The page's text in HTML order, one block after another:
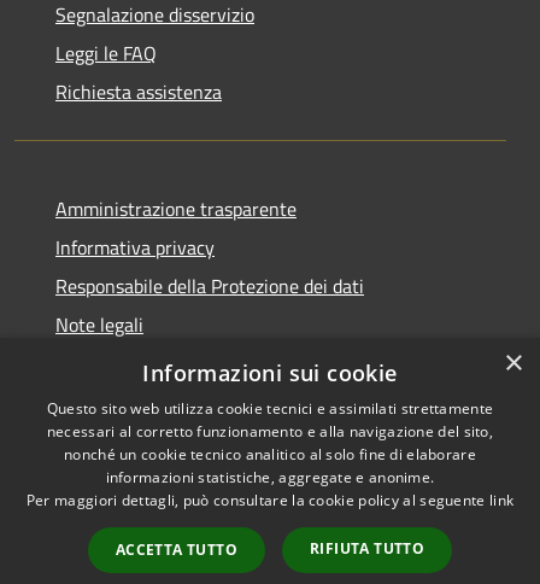
Segnalazione disservizio
Leggi le FAQ
Richiesta assistenza
Amministrazione trasparente
Informativa privacy
Responsabile della Protezione dei dati
Note legali
Dichiarazione di accessibilità
Accessibilità
Copyright © 2026 • Comune di
San Paolo • Powered by
Municipium•
Accesso
redazione
×
Informazioni sui cookie
Questo sito web utilizza cookie tecnici e assimilati strettamente
necessari al corretto funzionamento e alla navigazione del sito,
nonché un cookie tecnico analitico al solo fine di elaborare
informazioni statistiche, aggregate e anonime.
Per maggiori dettagli, può consultare la cookie policy al seguente link
ACCETTA TUTTO RIFIUTA TUTTO